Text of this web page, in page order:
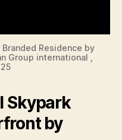
Residence by
Group international ,
Skypark
by